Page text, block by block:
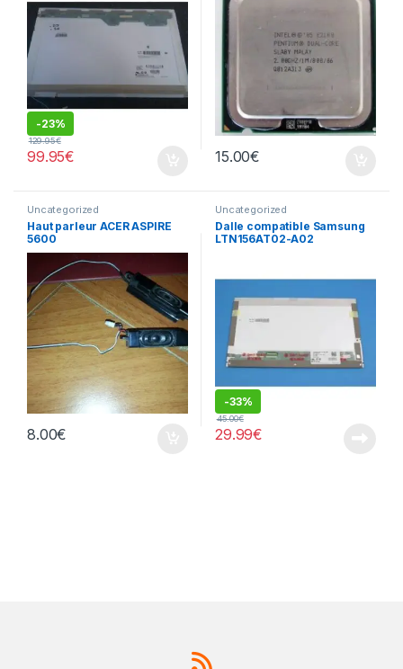
-23%
99.95€
129.95€
15.00€
Uncategorized
Haut parleur ACER ASPIRE
5600
8.00€
Uncategorized
Dalle compatible Samsung
LTN156AT02-A02
-33%
29.99€
45.00€